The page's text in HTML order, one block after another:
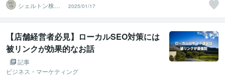
シェルトン株式
会社
2025/01/17
【店舗経営者必見】ローカルSEO対策には
被リンクが効果的なお話
記事
ビジネス・マーケティング